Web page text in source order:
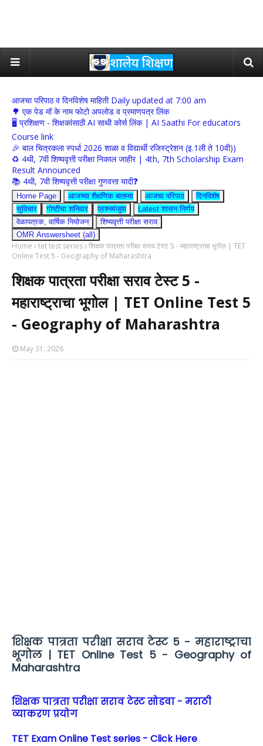
आजचा परिपाठ व दिनविशेष माहिती Daily updated at 7:00 am
🌳 एक पेड मॉ के नाम फोटो अपलोड व प्रमाणपत्र लिंक
🖥 प्रशिक्षण - शिक्षकांसाठी AI साथी कोर्स लिंक | AI Saathi For educators
Course link
🎉 बाल चित्रकला स्पर्धा 2026 शाळा व विद्यार्थी रजिस्ट्रेशन (इ.1ली ते 10वी))
♻️ 4थी, 7वी शिष्यवृत्ती परीक्षा निकाल जाहीर | 4th, 7th Scholarship Exam
Result Announced
📚 4थी, 7वी शिष्यवृत्ती परीक्षा गुणवत्ता यादी❓
Home Page आजच्या शैक्षणिक बातम्या आजचा परिपाठ
दिनविशेष
सुविचार
गोष्टीचा शनिवार प्रश्नमंजुषा
Latest शासन निर्णय
वेळापत्रक, वार्षिक नियोजन
शिष्यवृत्ती परीक्षा सराव
OMR Answersheet (all)
Home tet test series शिक्षक पात्रता परीक्षा सराव टेस्ट 5 - महाराष्ट्राचा भूगोल | TET
Online Test 5 - Geography of Maharashtra
शिक्षक पात्रता परीक्षा सराव टेस्ट 5 -
महाराष्ट्राचा भूगोल | TET Online Test 5
- Geography of Maharashtra
May 31, 2026
शिक्षक पात्रता परीक्षा सराव टेस्ट 5 - महाराष्ट्राचा
भूगोल | TET Online Test 5 - Geography of
Maharashtra
शिक्षक पात्रता परीक्षा सराव टेस्ट सोडवा - मराठी
व्याकरण प्रयोग
TET Exam Online Test series - Click Here